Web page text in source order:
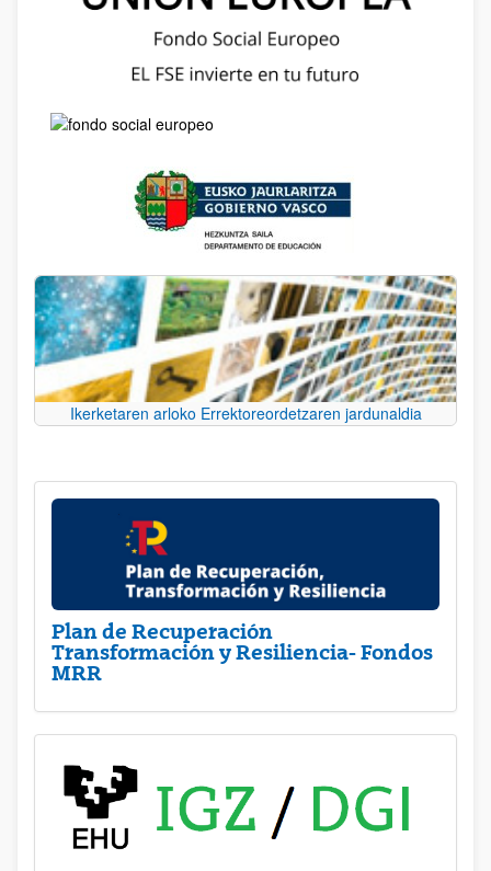
Ikerketaren arloko Errektoreordetzaren jardunaldia
Plan de Recuperación
Transformación y Resiliencia- Fondos
MRR